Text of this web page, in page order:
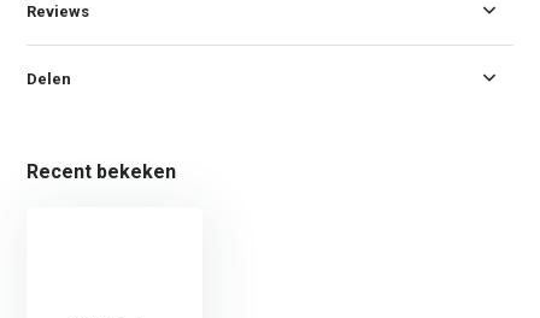
Reviews
Delen
Recent bekeken